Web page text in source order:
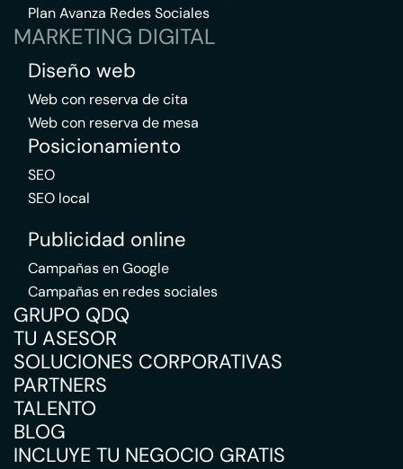
Plan Avanza Redes Sociales
MARKETING DIGITAL
Diseño web
Web con reserva de cita
Web con reserva de mesa
Posicionamiento
SEO
SEO local
Publicidad online
Campañas en Google
Campañas en redes sociales
GRUPO QDQ
TU ASESOR
SOLUCIONES CORPORATIVAS
PARTNERS
TALENTO
BLOG
INCLUYE TU NEGOCIO GRATIS